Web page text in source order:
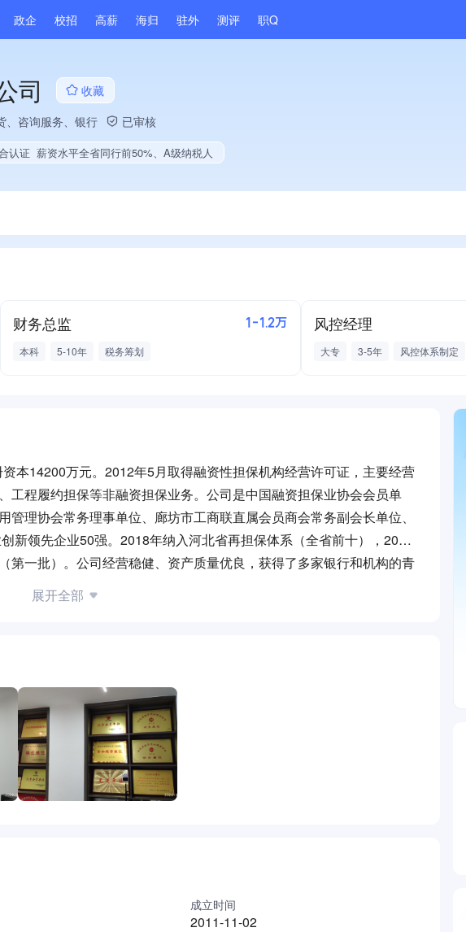
政企 校招 高薪 海归 驻外 测评 职Q
司
收藏
、咨询服务、银行 已审核
认证 薪资水平全省同行前50%、A级纳税人
财务总监 1-1.2万
本科 5-10年 税务筹划
风控经理
大专 3-5年 风控体系制定
本14200万元。2012年5月取得融资性担保机构经营许可证，主要经营
工程履约担保等非融资担保业务。公司是中国融资担保业协会会员单
理协会常务理事单位、廊坊市工商联直属会员商会常务副会长单位、
新领先企业50强。2018年纳入河北省再担保体系（全省前十），2020
第一批）。公司经营稳健、资产质量优良，获得了多家银行和机构的青
行、工商银行、邮储银行、光大银行、河北银行、廊坊银行、保定银
各家银行合作良好，自始至终未发生过任何法律纠纷。
展开全部
成立时间
2011-11-02